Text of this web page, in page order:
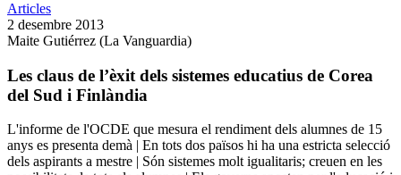
Articles
2 desembre 2013
Maite Gutiérrez (La Vanguardia)
Les claus de l’èxit dels sistemes educatius de Corea
del Sud i Finlàndia
L'informe de l'OCDE que mesura el rendiment dels alumnes de 15
anys es presenta demà | En tots dos països hi ha una estricta selecció
dels aspirants a mestre | Són sistemes molt igualitaris; creuen en les